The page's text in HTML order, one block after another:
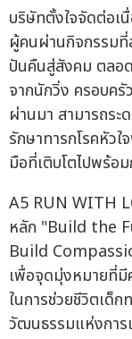
บริษัทตั้งใจจัดต่อเ
ผู้คนผ่านกิจกรรมที่
ปันคืนสู่สังคม ตลอ
จากนักวิ่ง ครอบค
ผ่านมา สามารถร
รักษาทารกโรคหัว
มือที่เติบโตไปพร้อ
A5 RUN WITH
หลัก "Build the
Build
เพื่อจุดมุ่งหมายที่มี
ในการช่วยชีวิตเด็ก
วัฒนธรรมแห่งการ